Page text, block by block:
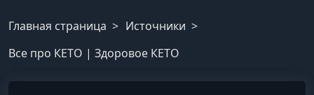
Главная страница
Источники
Все про КЕТО | Здоровое КЕТО